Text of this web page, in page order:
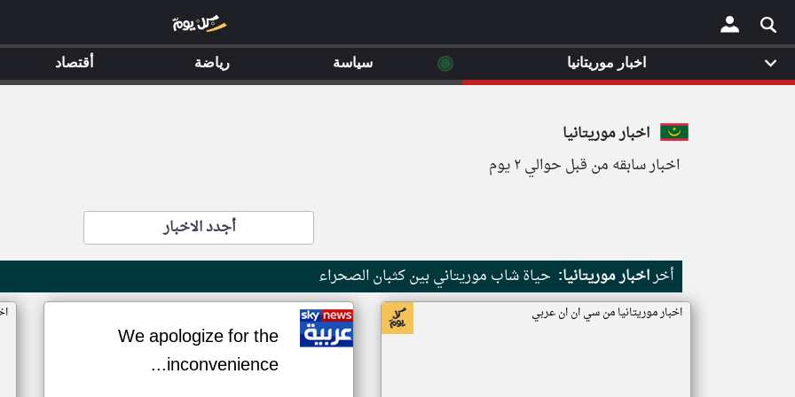
×
اخبار موريتانيا
اخبار سابقه من قبل حوالي ٢ يوم
أجدد الاخبار
أخراخبار موريتانيا: حياة شاب موريتاني بين كثبان الصحراء
اخبار موريتانيا من سي ان ان عربي
We apologize for the
inconvenience...
اخبار موريتانيا ◉ سياسة رياضة أقتصاد